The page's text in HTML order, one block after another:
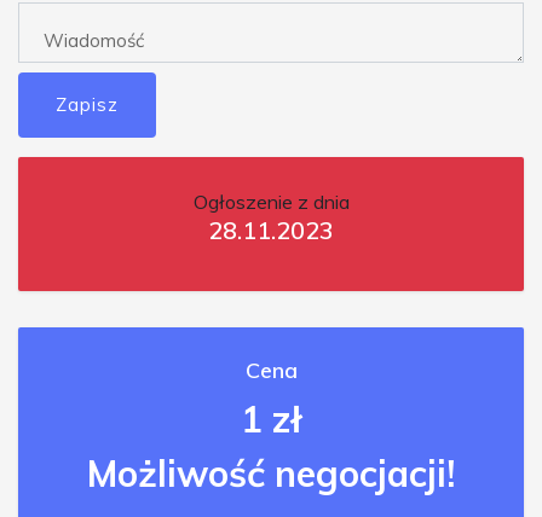
Zapisz
Ogłoszenie z dnia
28.11.2023
Cena
1 zł
Możliwość negocjacji!